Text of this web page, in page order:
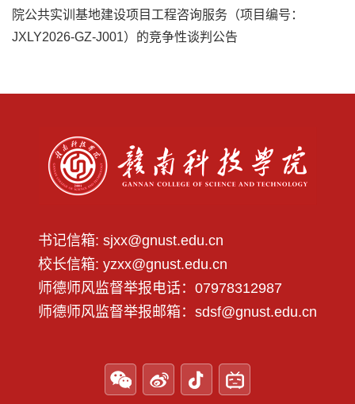
第 2 页
院公共实训基地建设项目工程咨询服务（项目编号：
JXLY2026-GZ-J001）的竞争性谈判公告
书记信箱: sjxx@gnust.edu.cn
校长信箱: yzxx@gnust.edu.cn
师德师风监督举报电话：07978312987
师德师风监督举报邮箱：sdsf@gnust.edu.cn